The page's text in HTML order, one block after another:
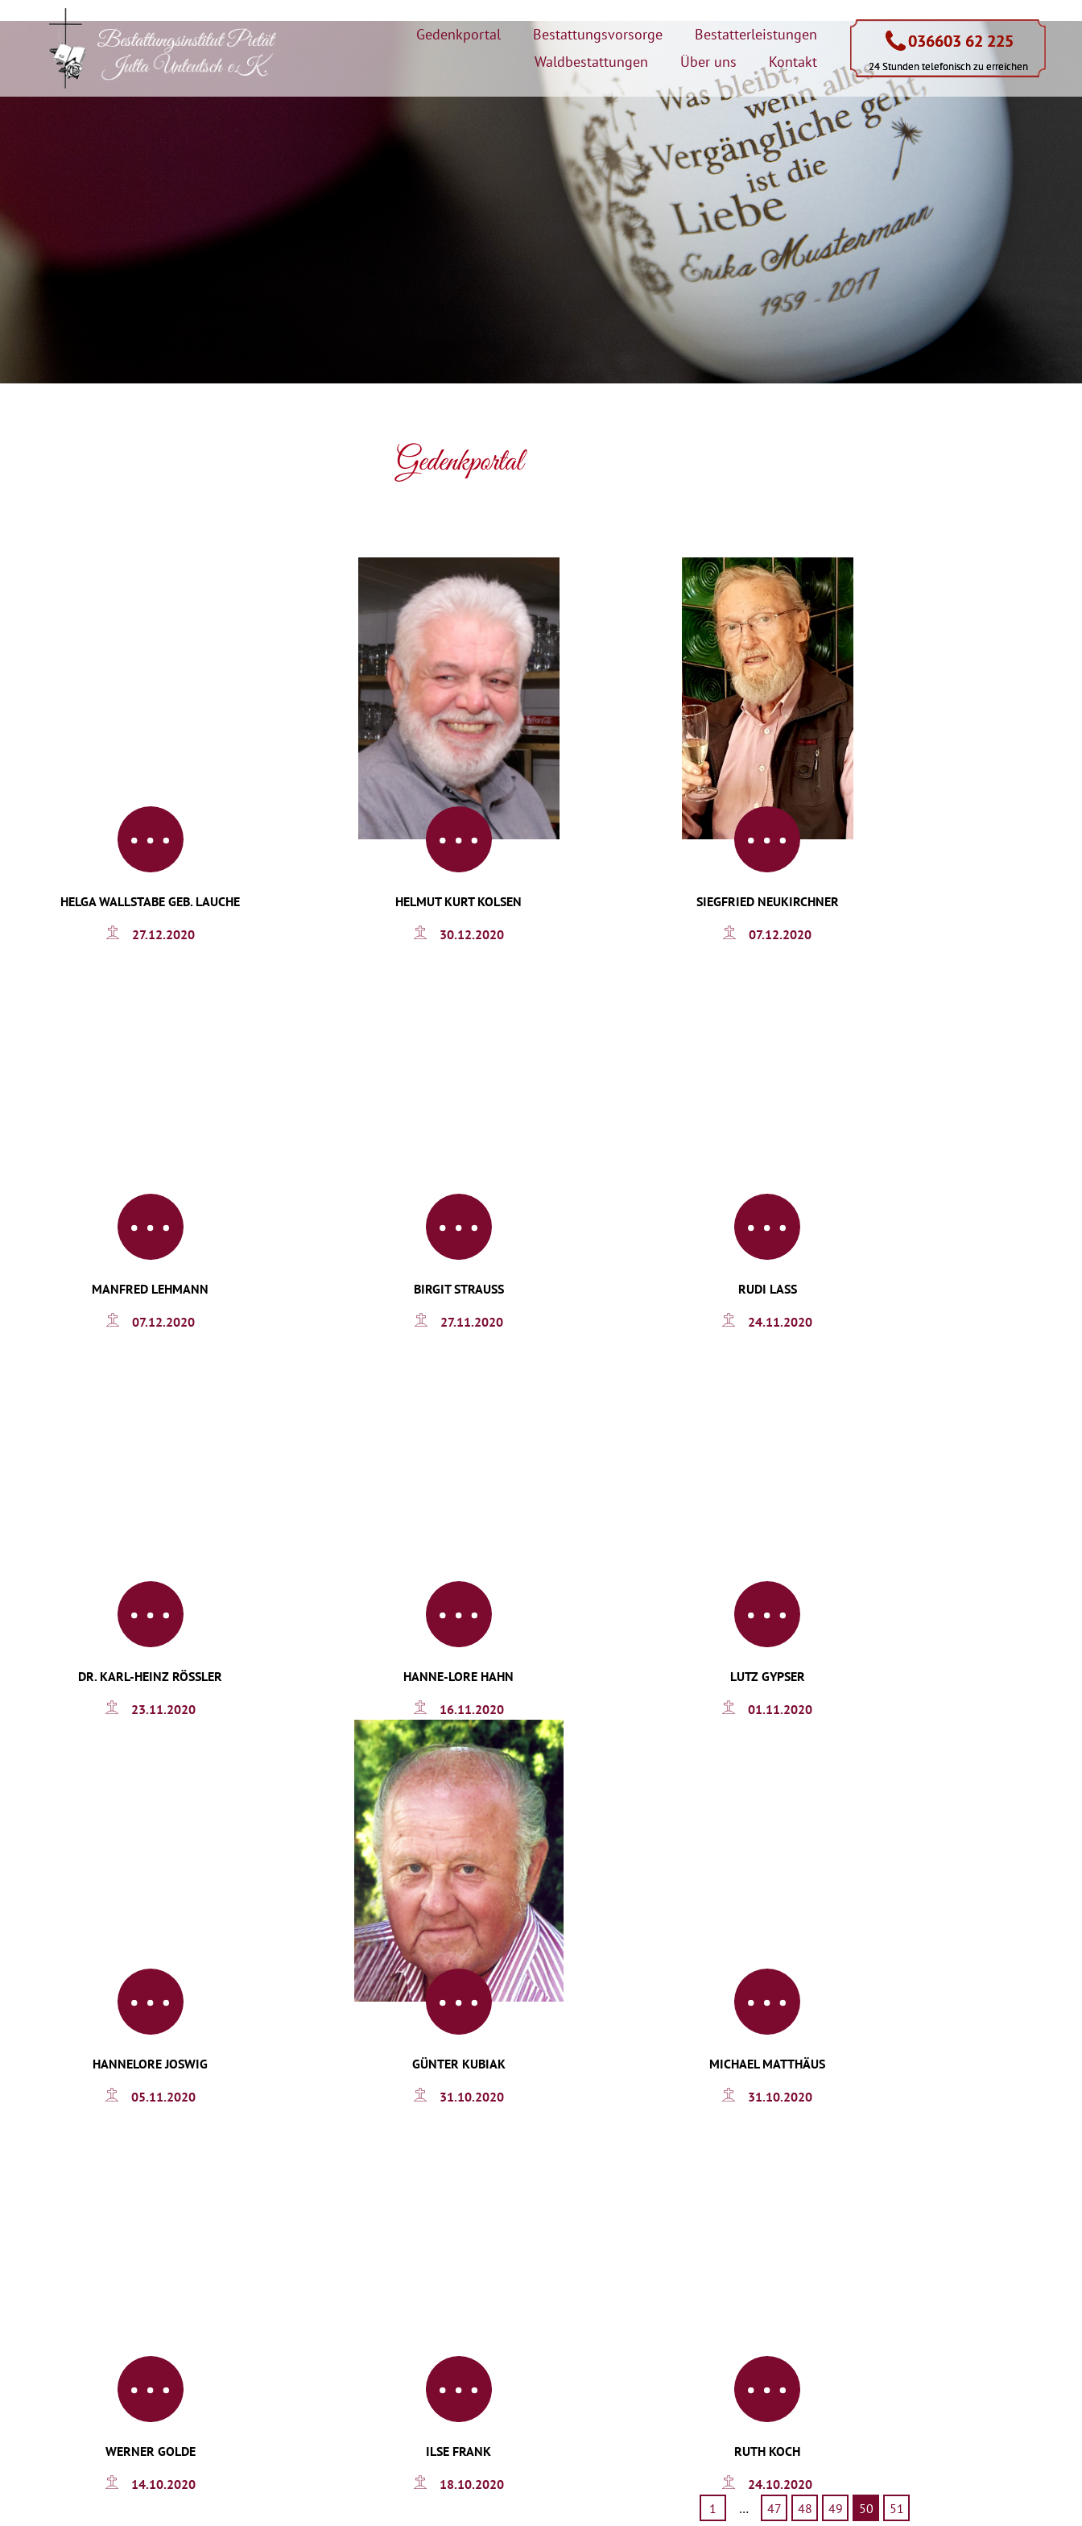
Gedenkportal Bestattungsvorsorge
Bestatterleistungen
Waldbestattungen
Über uns Kontakt
036603 62 225
24 Stunden telefonisch zu erreichen
036603 62 225
24 Stunden telefonisch zu erreichen
Gedenkportal
HELGA WALLSTABE GEB. LAUCHE
27.12.2020
HELMUT KURT KOLSEN
30.12.2020
SIEGFRIED NEUKIRCHNER
07.12.2020
MANFRED LEHMANN
07.12.2020
BIRGIT STRAUSS
27.11.2020
RUDI LASS
24.11.2020
DR. KARL-HEINZ RÖSSLER
23.11.2020
HANNE-LORE HAHN
16.11.2020
LUTZ GYPSER
01.11.2020
HANNELORE JOSWIG
05.11.2020
GÜNTER KUBIAK
31.10.2020
MICHAEL MATTHÄUS
31.10.2020
WERNER GOLDE
14.10.2020
ILSE FRANK
18.10.2020
RUTH KOCH
24.10.2020
1
… 47 48 49 50 51